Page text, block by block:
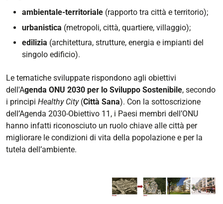
ambientale-territoriale (rapporto tra città e territorio);
urbanistica (metropoli, città, quartiere, villaggio);
edilizia (architettura, strutture, energia e impianti del
singolo edificio).
Le tematiche sviluppate rispondono agli obiettivi
dell'Agenda ONU 2030 per lo Sviluppo Sostenibile, secondo
i principi Healthy City (Città Sana). Con la sottoscrizione
dell’Agenda 2030-Obiettivo 11, i Paesi membri dell’ONU
hanno infatti riconosciuto un ruolo chiave alle città per
migliorare le condizioni di vita della popolazione e per la
tutela dell’ambiente.